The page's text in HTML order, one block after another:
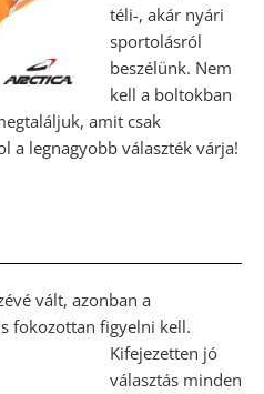
téli-, akár nyári
sportolásról
beszélünk. Nem
kell a boltokban
amit csak
a legnagyobb választék várja!
vált, azonban a
fokozottan figyelni kell.
Kifejezetten jó
választás minden